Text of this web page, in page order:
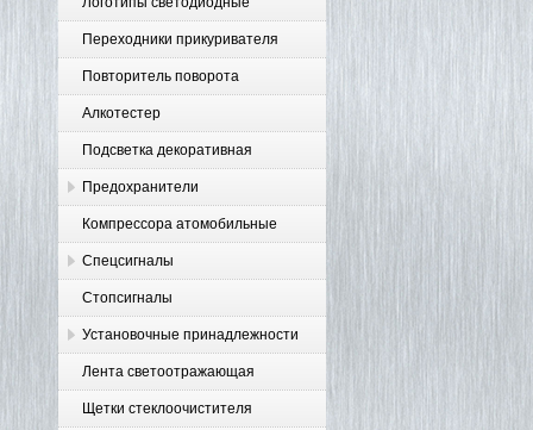
Переходники прикуривателя
Повторитель поворота
Алкотестер
Подсветка декоративная
Предохранители
Компрессора атомобильные
Спецсигналы
Стопсигналы
Установочные принадлежности
Лента светоотражающая
Щетки стеклоочистителя